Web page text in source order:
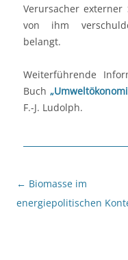
Verursacher externer
von ihm
belangt.
Weiterführende
Buch
F.-J. Ludolph.
Beitragsnavigation
← Biomasse im
energiepolitischen